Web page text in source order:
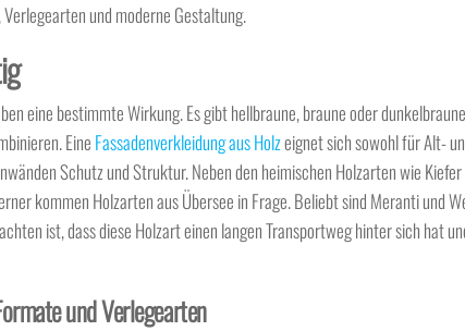
und moderne Gestaltung.
eine bestimmte Wirkung. Es gibt hellbraune, braune oder dunkelbraune
Eine Fassadenverkleidung aus Holzeignet sich sowohl für Alt-
Schutz und Struktur. Neben den heimischen Holzarten wie Kiefer
kommen Holzarten aus Übersee in Frage. Beliebt sind Meranti und
ist, dass diese Holzart einen langen Transportweg hinter sich hat
und Verlegearten